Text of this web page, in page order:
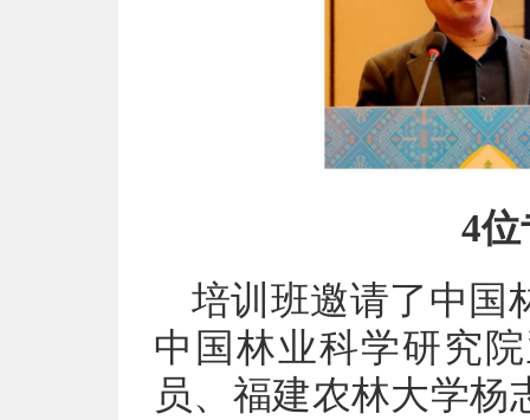
4
培训班邀请了中国
中国林业科学研究
员、福建农林大学杨